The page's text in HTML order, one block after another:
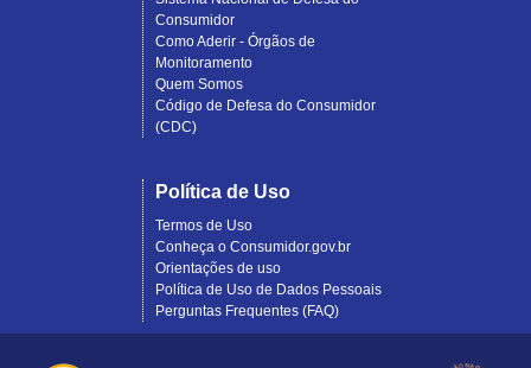
Consumidor
Como Aderir - Órgãos de
Monitoramento
Quem Somos
Código de Defesa do Consumidor
(CDC)
Política de Uso
Termos de Uso
Conheça o Consumidor.gov.br
Orientações de uso
Política de Uso de Dados Pessoais
Perguntas Frequentes (FAQ)